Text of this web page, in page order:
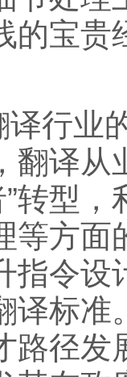
的宝贵
行业
译从
”转型
等方
指令
译标准
路径